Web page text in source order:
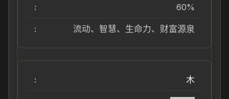
60%
流动、智慧、生命力、财富源泉
木